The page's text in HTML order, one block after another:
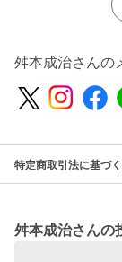
舛本成治さんの
特定商取引法に基づ
舛本成治さんの